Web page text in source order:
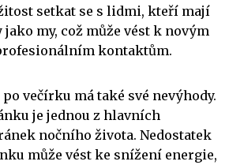
setkat se s lidmi, kteří mají
jako my, což může vést k novým
kontaktům.
večírku má také své nevýhody.
je jednou z hlavních
nočního života. Nedostatek
může vést ke snížení energie,